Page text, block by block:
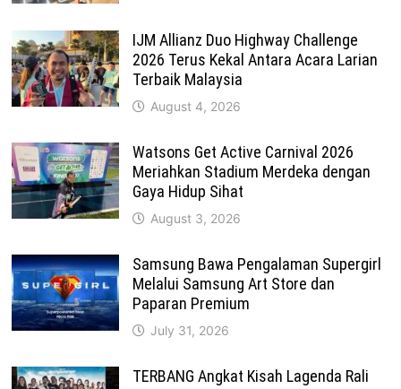
IJM Allianz Duo Highway Challenge
2026 Terus Kekal Antara Acara Larian
Terbaik Malaysia
August 4, 2026
Watsons Get Active Carnival 2026
Meriahkan Stadium Merdeka dengan
Gaya Hidup Sihat
August 3, 2026
Samsung Bawa Pengalaman Supergirl
Melalui Samsung Art Store dan
Paparan Premium
July 31, 2026
TERBANG Angkat Kisah Lagenda Rali